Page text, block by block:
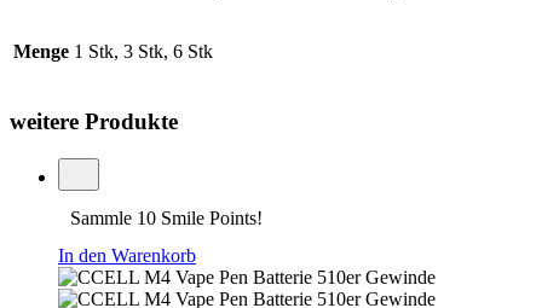
Menge 1 Stk, 3 Stk, 6 Stk
weitere Produkte
Sammle 10 Smile Points!
In den Warenkorb